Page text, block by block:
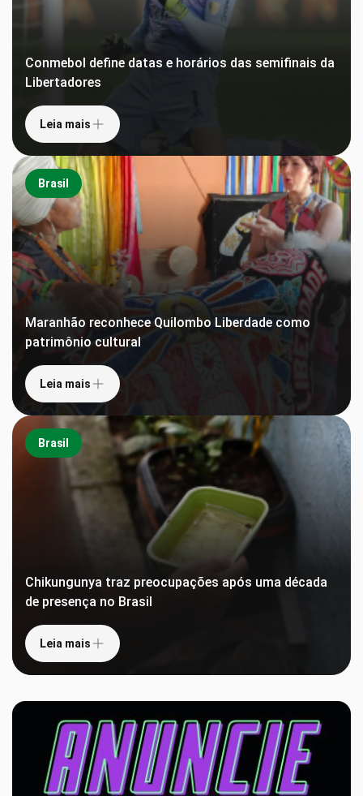
Conmebol define datas e horários das semifinais da
Libertadores
Leia mais
Brasil
Maranhão reconhece Quilombo Liberdade como
patrimônio cultural
Leia mais
Brasil
Chikungunya traz preocupações após uma década
de presença no Brasil
Leia mais